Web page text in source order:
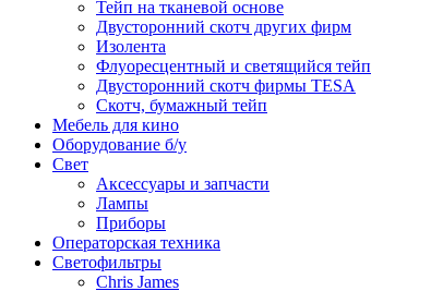
Тейп на тканевой основе
Двусторонний скотч других фирм
Изолента
Флуоресцентный и светящийся тейп
Двусторонний скотч фирмы TESA
Скотч, бумажный тейп
Мебель для кино
Оборудование б/у
Свет
Аксессуары и запчасти
Лампы
Приборы
Операторская техника
Светофильтры
Chris James